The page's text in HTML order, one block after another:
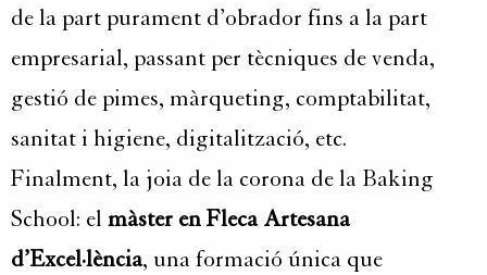
de la part purament d’obrador fins a la part
empresarial, passant per tècniques de venda,
gestió de pimes, màrqueting, comptabilitat,
sanitat i higiene, digitalització, etc.
Finalment, la joia de la corona de la Baking
School: el màster en Fleca Artesana
d’Excel·lència, una formació única que